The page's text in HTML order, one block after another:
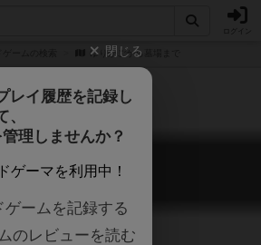
ゆりかごから墓場まで
ごから墓場まで
Cradle to Grave
閉じる
レイ履歴を記録し
、
理しませんか？
ゲーマを利用中！
ゲームを記録する
のレビューを読む